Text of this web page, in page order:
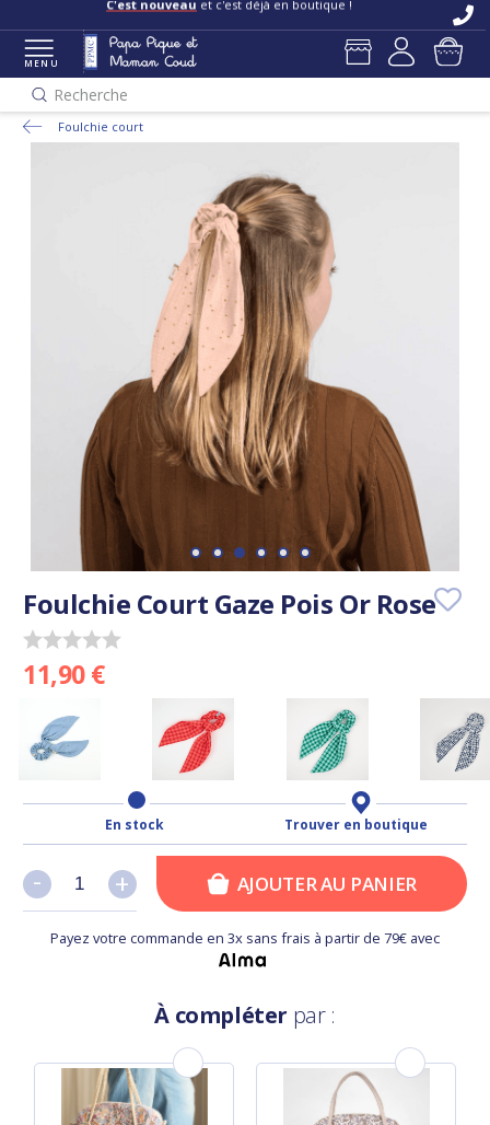
C'est nouveau et c'est déjà en boutique !
MENU
Recherche
Foulchie court
Foulchie Court Gaze Pois Or Rose
11,90 €
En stock Trouver en boutique
+
- +
- AJOUTER AU PANIER
Payez votre commande en 3x sans frais à partir de 79€ avec
À compléter par :